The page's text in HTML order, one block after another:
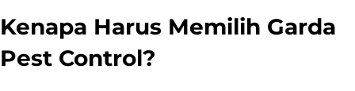
Kenapa Harus Memilih Garda
Pest Control?